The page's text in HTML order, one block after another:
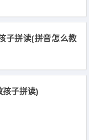
子拼读(拼音怎么教
孩子拼读)